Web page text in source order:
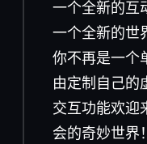
一个全新的互
一个全新的世
你不再是一个
由定制自己的
交互功能欢迎
会的奇妙世界